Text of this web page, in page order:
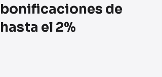
bonificaciones de
hasta el 2%